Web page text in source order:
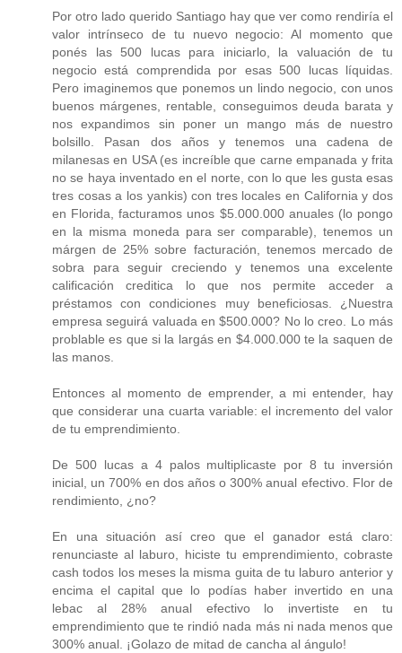
Por otro lado querido Santiago hay que ver como rendiría el
valor intrínseco de tu nuevo negocio: Al momento que
ponés las 500 lucas para iniciarlo, la valuación de tu
negocio está comprendida por esas 500 lucas líquidas.
Pero imaginemos que ponemos un lindo negocio, con unos
buenos márgenes, rentable, conseguimos deuda barata y
nos expandimos sin poner un mango más de nuestro
bolsillo. Pasan dos años y tenemos una cadena de
milanesas en USA (es increíble que carne empanada y frita
no se haya inventado en el norte, con lo que les gusta esas
tres cosas a los yankis) con tres locales en California y dos
en Florida, facturamos unos $5.000.000 anuales (lo pongo
en la misma moneda para ser comparable), tenemos un
márgen de 25% sobre facturación, tenemos mercado de
sobra para seguir creciendo y tenemos una excelente
calificación creditica lo que nos permite acceder a
préstamos con condiciones muy beneficiosas. ¿Nuestra
empresa seguirá valuada en $500.000? No lo creo. Lo más
problable es que si la largás en $4.000.000 te la saquen de
las manos.
Entonces al momento de emprender, a mi entender, hay
que considerar una cuarta variable: el incremento del valor
de tu emprendimiento.
De 500 lucas a 4 palos multiplicaste por 8 tu inversión
inicial, un 700% en dos años o 300% anual efectivo. Flor de
rendimiento, ¿no?
En una situación así creo que el ganador está claro:
renunciaste al laburo, hiciste tu emprendimiento, cobraste
cash todos los meses la misma guita de tu laburo anterior y
encima el capital que lo podías haber invertido en una
lebac al 28% anual efectivo lo invertiste en tu
emprendimiento que te rindió nada más ni nada menos que
300% anual. ¡Golazo de mitad de cancha al ángulo!